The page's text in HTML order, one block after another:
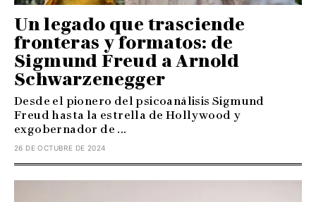
Un legado que trasciende
fronteras y formatos: de
Sigmund Freud a Arnold
Schwarzenegger
Desde el pionero del psicoanálisis Sigmund
Freud hasta la estrella de Hollywood y
exgobernador de ...
26 DE OCTUBRE DE 2024